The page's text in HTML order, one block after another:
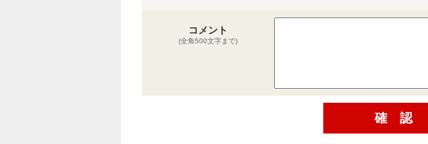
コメント
(全角500文字まで)